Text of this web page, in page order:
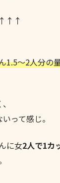
1.5～2人分の
って感じ。
に女2人で1カ